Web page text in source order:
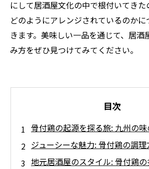
にして居酒屋文化の中で根付いてき
どのようにアレンジされているのか
きます。美味しい一品を通じて、居酒
み方をぜひ見つけてみてください。
目次
骨付鶏の起源を探る旅: 九州の
ジューシーな魅力: 骨付鶏の調
地元居酒屋のスタイル: 骨付鶏